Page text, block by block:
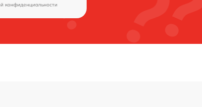
конфиденциальности